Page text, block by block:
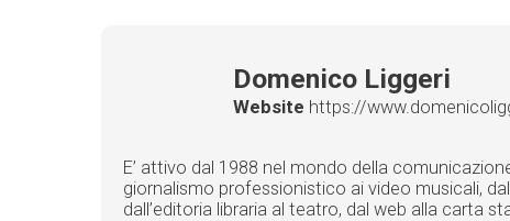
Domenico Liggeri
Website https://
E’ attivo dal 1988 nel mondo della
giornalismo professionistico ai video musicali,
dall’editoria libraria al teatro, dal web alla carta